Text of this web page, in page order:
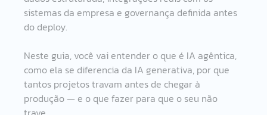
sistemas da empresa e governança definida antes
do deploy.
Neste guia, você vai entender o que é IA agêntica,
como ela se diferencia da IA generativa, por que
tantos projetos travam antes de chegar à
produção — e o que fazer para que o seu não